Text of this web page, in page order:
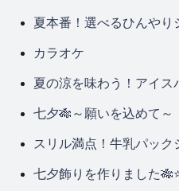
夏本番！選べるひんやり
カラオケ
夏の涼を味わう！アイス
七夕🎋～願いを込めて～
スリル満点！牛乳パック
七夕飾りを作りました